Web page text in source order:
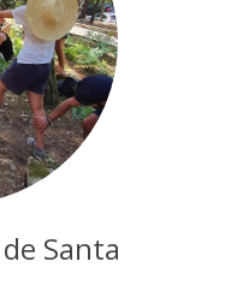
Santa